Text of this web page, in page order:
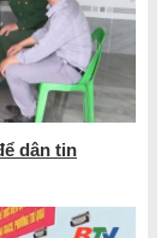
dân tin